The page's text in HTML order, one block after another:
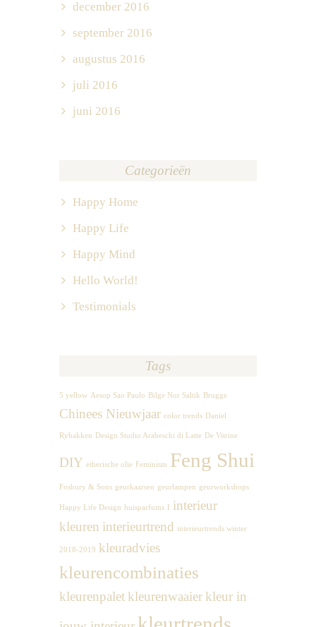
december 2016
september 2016
augustus 2016
juli 2016
juni 2016
Categorieën
Happy Home
Happy Life
Happy Mind
Hello World!
Testimonials
Tags
5 yellow Aesop Sao Paulo Bilge Nur Saltik Brugge
Chinees Nieuwjaar color trends Daniel
Rybakken Design Studio Arabeschi di Latte De Vitrine
DIY etherische olie Feminism Feng Shui
Fosbury & Sons geurkaarsen geurlampen geurworkshops
Happy Life Design huisparfums
interieur
kleuren interieurtrend interieurtrends winter
2018-2019 kleuradvies
kleurencombinaties
kleurenpaletkleurenwaaierkleur in